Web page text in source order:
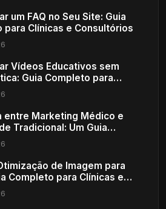
um FAQ no Seu Site: Guia
para Clínicas e Consultórios
Vídeos Educativos sem
Guia Completo para
de Saúde
entre Marketing Médico e
Tradicional: Um Guia
de Imagem para
Completo para Clínicas e